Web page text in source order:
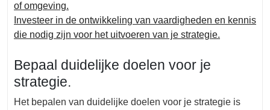
of omgeving.
Investeer in de ontwikkeling van vaardigheden en kennis
die nodig zijn voor het uitvoeren van je strategie.
Bepaal duidelijke doelen voor je
strategie.
Het bepalen van duidelijke doelen voor je strategie is